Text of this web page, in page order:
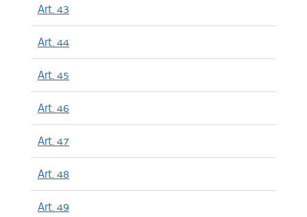
Art. 43
Art. 44
Art. 45
Art. 46
Art. 47
Art. 48
Art. 49